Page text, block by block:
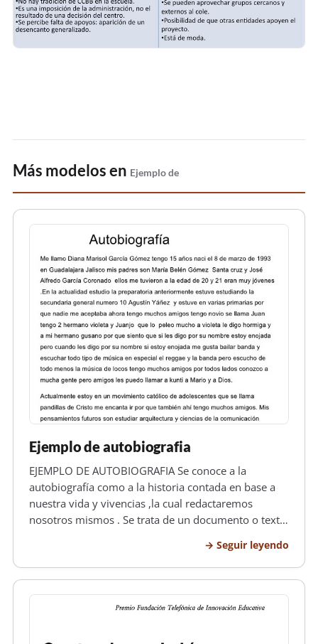
Más modelos en Ejemplo de
Ejemplo de autobiografia
EJEMPLO DE AUTOBIOGRAFIA Se conoce a la
autobiografía como a la historia contada en base a
nuestra vida y vivencias ,la cual redactaremos
nosotros mismos . Se trata de un documento o texto
las metas que hemos alcanzado así como de todos
los fracasos obtenidos en nuest…
Seguir leyendo